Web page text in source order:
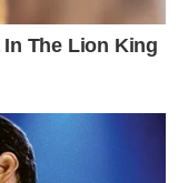
їх 3-6 хвилин
повільному вогні,
воді.
заборонено.